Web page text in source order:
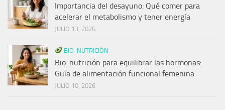
Importancia del desayuno: Qué comer para
acelerar el metabolismo y tener energía
JULIO 13, 2026
BIO-NUTRICIÓN
Bio-nutrición para equilibrar las hormonas:
Guía de alimentación funcional femenina
JULIO 10, 2026